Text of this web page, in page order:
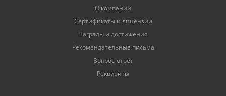
О компании
Сертификаты и лицензии
Награды и достижения
Рекомендательные письма
Вопрос-ответ
Реквизиты